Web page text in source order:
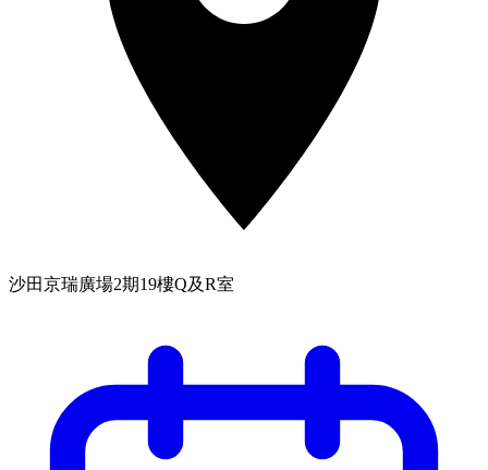
沙田京瑞廣場2期19樓Q及R室